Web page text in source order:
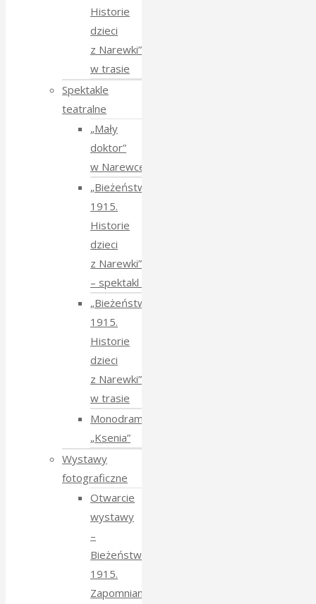
Historie
dzieci
z Narewki”
w trasie
Spektakle
teatralne
„Mały
doktor”
w Narewce
„Bieżeństwo
1915.
Historie
dzieci
z Narewki”
⁠–⁠ spektakl teatralny
„Bieżeństwo
1915.
Historie
dzieci
z Narewki”
w trasie
Monodram
„Ksenia”
Wystawy
fotograficzne
Otwarcie
wystawy
–
Bieżeństwo
1915.
Zapomniane